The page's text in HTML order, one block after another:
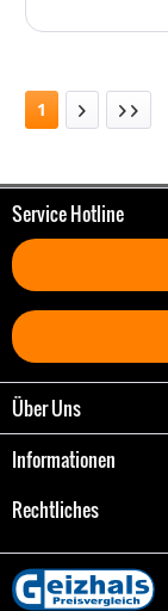
1
Service Hotline
Über Uns
Informationen
Rechtliches